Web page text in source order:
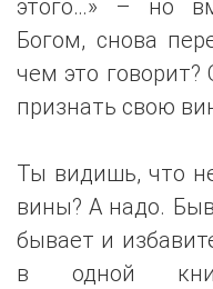
этого…» – но
Богом, снова
чем это
признать свою
Ты видишь, что
вины? А надо.
бывает и
в одной